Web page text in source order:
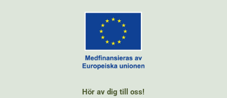
Hör av dig till oss!